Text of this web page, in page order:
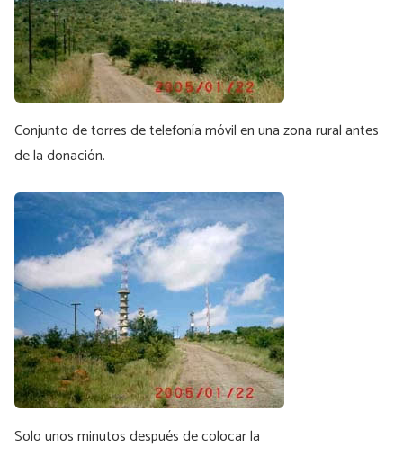
Conjunto de torres de telefonía móvil en una zona rural antes
de la donación.
Solo unos minutos después de colocar la